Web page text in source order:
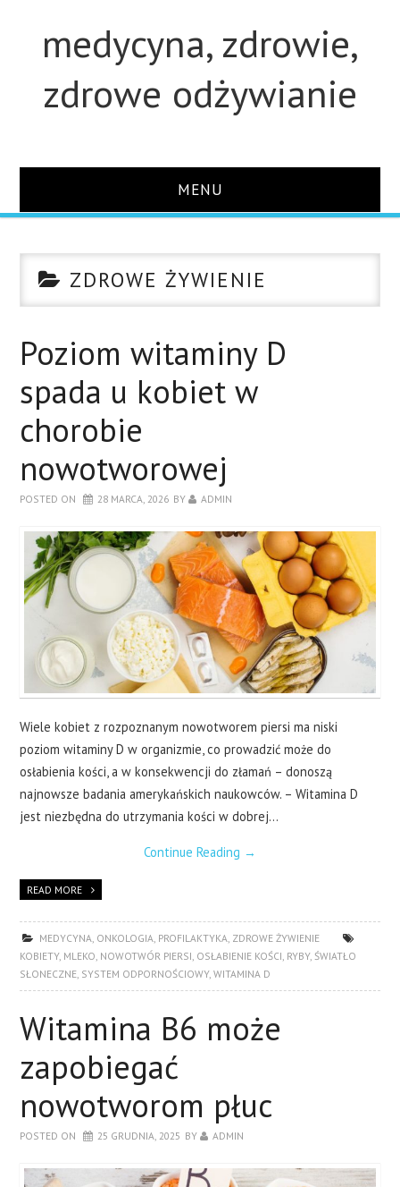
medycyna, zdrowie,
zdrowe odżywianie
MENU
STUDIA
KONTAKT
ZDROWE ŻYWIENIE
Poziom witaminy D
spada u kobiet w
chorobie
nowotworowej
POSTED ON 28 MARCA, 2026 BY ADMIN
Wiele kobiet z rozpoznanym nowotworem piersi ma niski
poziom witaminy D w organizmie, co prowadzić może do
osłabienia kości, a w konsekwencji do złamań – donoszą
najnowsze badania amerykańskich naukowców. – Witamina D
jest niezbędna do utrzymania kości w dobrej…
Continue Reading →
READ MORE
MEDYCYNA, ONKOLOGIA, PROFILAKTYKA, ZDROWE ŻYWIENIE
KOBIETY, MLEKO, NOWOTWÓR PIERSI, OSŁABIENIE KOŚCI, RYBY,ŚWIATŁO
SŁONECZNE, SYSTEM ODPORNOŚCIOWY,WITAMINA D
Witamina B6 może
zapobiegać
nowotworom płuc
POSTED ON 25 GRUDNIA, 2025 BY ADMIN